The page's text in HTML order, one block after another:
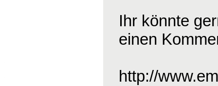
Ihr könnte
einen
http://